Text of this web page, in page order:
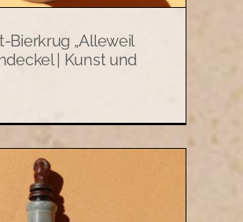
Bierkrug „Alleweil
| Kunst und